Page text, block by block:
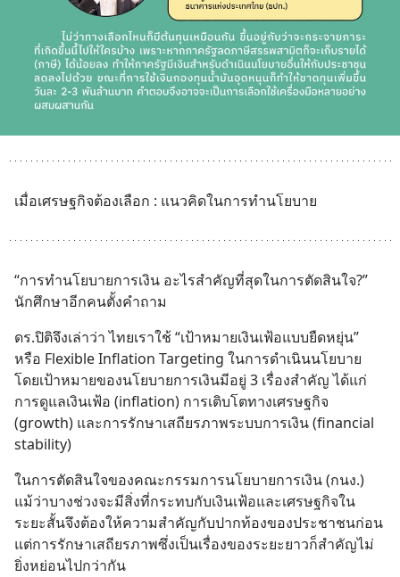
เมื่อเศรษฐกิจต้องเลือก : แนวคิดในการทำนโยบาย
“การทำนโยบายการเงิน อะไรสำคัญที่สุดในการตัดสินใจ?”
นักศึกษาอีกคนตั้งคำถาม
ดร.ปิติจึงเล่าว่า ไทยเราใช้ “เป้าหมายเงินเฟ้อแบบยืดหยุ่น”
หรือ Flexible Inflation Targeting ในการดำเนินนโยบาย
โดยเป้าหมายของนโยบายการเงินมีอยู่ 3 เรื่องสำคัญ ได้แก่
การดูแลเงินเฟ้อ (inflation) การเติบโตทางเศรษฐกิจ
(growth) และการรักษาเสถียรภาพระบบการเงิน (financial
stability)
ในการตัดสินใจของคณะกรรมการนโยบายการเงิน (กนง.)
แม้ว่าบางช่วงจะมีสิ่งที่กระทบกับเงินเฟ้อและเศรษฐกิจใน
ระยะสั้นจึงต้องให้ความสำคัญกับปากท้องของประชาชนก่อน
แต่การรักษาเสถียรภาพซึ่งเป็นเรื่องของระยะยาวก็สำคัญไม่
ยิ่งหย่อนไปกว่ากัน